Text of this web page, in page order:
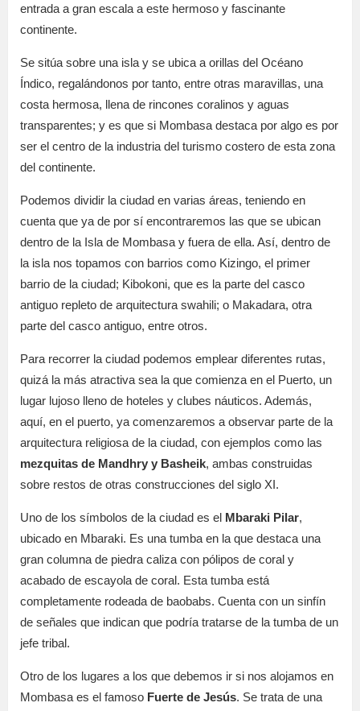
entrada a gran escala a este hermoso y fascinante
continente.
Se sitúa sobre una isla y se ubica a orillas del Océano
Índico, regalándonos por tanto, entre otras maravillas, una
costa hermosa, llena de rincones coralinos y aguas
transparentes; y es que si Mombasa destaca por algo es por
ser el centro de la industria del turismo costero de esta zona
del continente.
Podemos dividir la ciudad en varias áreas, teniendo en
cuenta que ya de por sí encontraremos las que se ubican
dentro de la Isla de Mombasa y fuera de ella. Así, dentro de
la isla nos topamos con barrios como Kizingo, el primer
barrio de la ciudad; Kibokoni, que es la parte del casco
antiguo repleto de arquitectura swahili; o Makadara, otra
parte del casco antiguo, entre otros.
Para recorrer la ciudad podemos emplear diferentes rutas,
quizá la más atractiva sea la que comienza en el Puerto, un
lugar lujoso lleno de hoteles y clubes náuticos. Además,
aquí, en el puerto, ya comenzaremos a observar parte de la
arquitectura religiosa de la ciudad, con ejemplos como las
mezquitas de Mandhry y Basheik, ambas construidas
sobre restos de otras construcciones del siglo XI.
Uno de los símbolos de la ciudad es el Mbaraki Pilar,
ubicado en Mbaraki. Es una tumba en la que destaca una
gran columna de piedra caliza con pólipos de coral y
acabado de escayola de coral. Esta tumba está
completamente rodeada de baobabs. Cuenta con un sinfín
de señales que indican que podría tratarse de la tumba de un
jefe tribal.
Otro de los lugares a los que debemos ir si nos alojamos en
Mombasa es el famoso Fuerte de Jesús. Se trata de una